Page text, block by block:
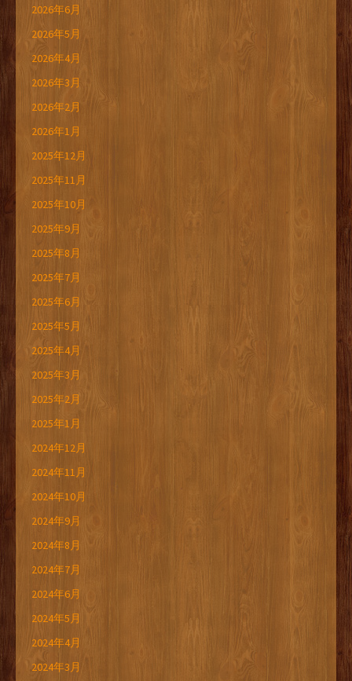
2026年6月
2026年5月
2026年4月
2026年3月
2026年2月
2026年1月
2025年12月
2025年11月
2025年10月
2025年9月
2025年8月
2025年7月
2025年6月
2025年5月
2025年4月
2025年3月
2025年2月
2025年1月
2024年12月
2024年11月
2024年10月
2024年9月
2024年8月
2024年7月
2024年6月
2024年5月
2024年4月
2024年3月